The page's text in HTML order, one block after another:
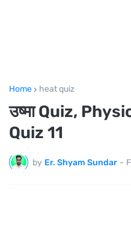
Home heat quiz
उष्मा Quiz,
Quiz 11
by Er. Shyam Sundar -